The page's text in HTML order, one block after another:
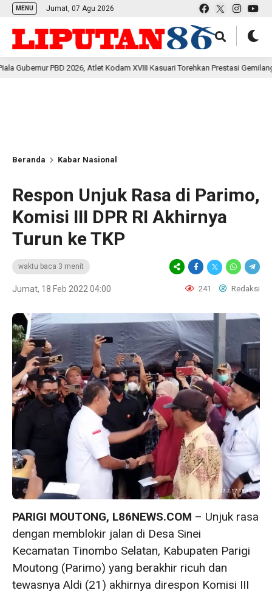
MENU Jumat, 07 Agu 2026
2026, Atlet Kodam XVIII Kasuari Torehkan Prestasi Gemilang 5 jam
Beranda Kabar Nasional
Respon Unjuk Rasa di Parimo,
Komisi III DPR RI Akhirnya
Turun ke TKP
waktu baca 3 menit
Jumat, 18 Feb 2022 04:00 241 Redaksi
PARIGI MOUTONG, L86NEWS.COM – Unjuk rasa
dengan memblokir jalan di Desa Sinei
Kecamatan Tinombo Selatan, Kabupaten Parigi
Moutong (Parimo) yang berakhir ricuh dan
tewasnya Aldi (21) akhirnya direspon Komisi III